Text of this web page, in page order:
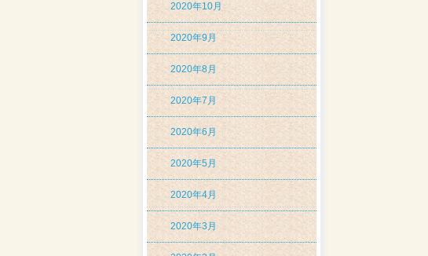
2020年10月
2020年9月
2020年8月
2020年7月
2020年6月
2020年5月
2020年4月
2020年3月